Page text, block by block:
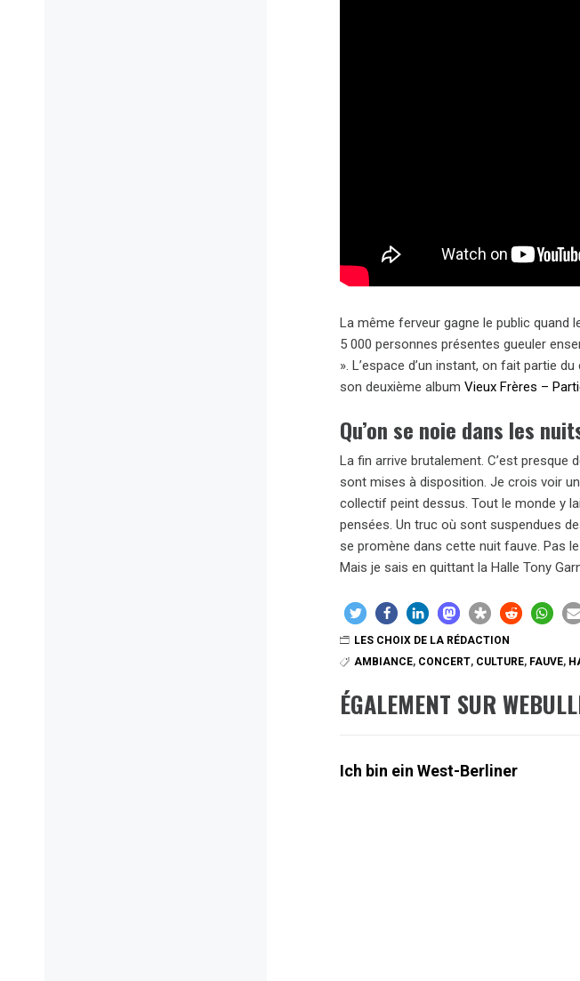
La même ferveur gagne le public
5 000 personnes présentes gueuler
». L’espace d’un instant, on fait partie
son deuxième albumVieux Frères –
Qu’on se noie dans les
La fin arrive brutalement. C’est presque
sont mises à disposition. Je crois voir
collectif peint dessus. Tout le monde y
pensées. Un truc où sont suspendues
se promène dans cette nuit fauve. Pas
Mais je sais en quittant la Halle Tony
LES CHOIX DE LA RÉDACTION
AMBIANCE, CONCERT, CULTURE, FAUVE,
ÉGALEMENT SUR
Ich bin ein West-Berliner